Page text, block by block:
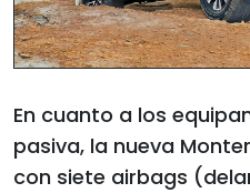
En cuanto a los
pasiva, la nueva
con siete airbags